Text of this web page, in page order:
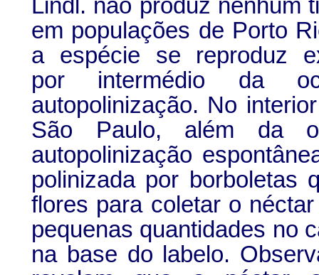
Lindl. não produz nenhum
em populações de Porto
a espécie se reproduz
por intermédio da
autopolinização. No
São Paulo, além da
autopolinização
polinizada por borboletas
flores para coletar o
pequenas quantidades no
na base do labelo.